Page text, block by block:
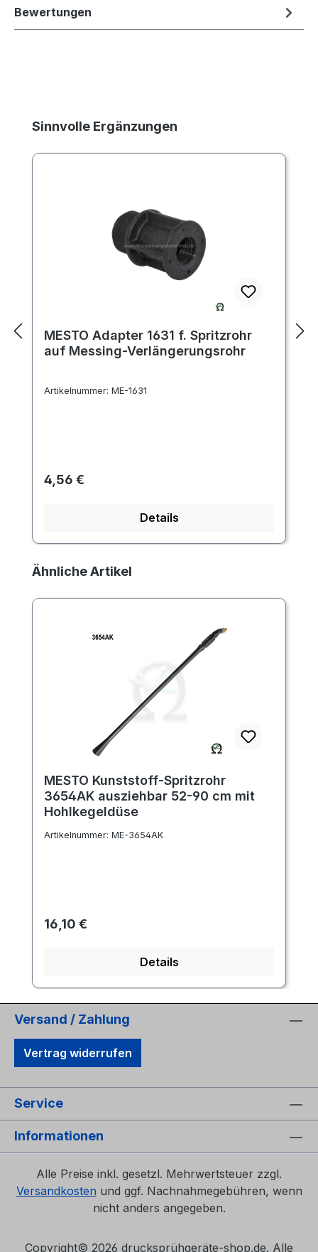
Bewertungen
Produktgalerie überspringen
Sinnvolle Ergänzungen
MESTO Adapter 1631 f. Spritzrohr
auf Messing-Verlängerungsrohr
Artikelnummer: ME-1631
Regulärer Preis:
4,56 €
Details
Produktgalerie überspringen
Ähnliche Artikel
MESTO Kunststoff-Spritzrohr
3654AK ausziehbar 52-90 cm mit
Hohlkegeldüse
Artikelnummer: ME-3654AK
Regulärer Preis:
16,10 €
Details
Versand / Zahlung
Vertrag widerrufen
Service
Informationen
Alle Preise inkl. gesetzl. Mehrwertsteuer zzgl.
Versandkosten und ggf. Nachnahmegebühren, wenn
nicht anders angegeben.
Copyright© 2026 drucksprühgeräte-shop.de. Alle